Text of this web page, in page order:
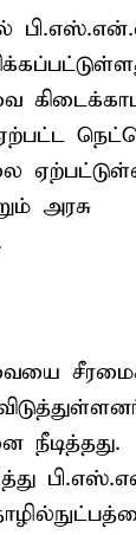
ஏற்பட்ட
அரசு
நீடித்தது.